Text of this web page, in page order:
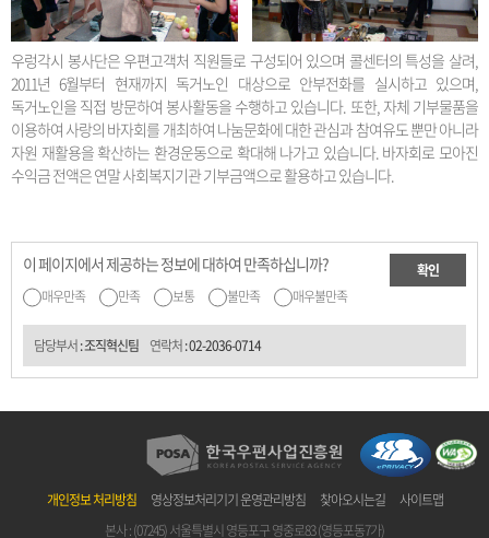
우렁각시 봉사단은 우편고객처 직원들로 구성되어 있으며 콜센터의 특성을 살려,
2011년 6월부터 현재까지 독거노인 대상으로 안부전화를 실시하고 있으며,
독거노인을 직접 방문하여 봉사활동을 수행하고 있습니다. 또한, 자체 기부물품을
이용하여 사랑의 바자회를 개최하여 나눔문화에 대한 관심과 참여유도 뿐만 아니라
자원 재활용을 확산하는 환경운동으로 확대해 나가고 있습니다. 바자회로 모아진
수익금 전액은 연말 사회복지기관 기부금액으로 활용하고 있습니다.
이 페이지에서 제공하는 정보에 대하여 만족하십니까?
매우만족 만족 보통 불만족 매우불만족
확인
담당부서 : 조직혁신팀 연락처 :02-2036-0714
개인정보 처리방침 영상정보처리기기 운영관리방침 찾아오시는길
사이트맵
본사 : (07245) 서울특별시 영등포구 영중로83 (영등포동7가)